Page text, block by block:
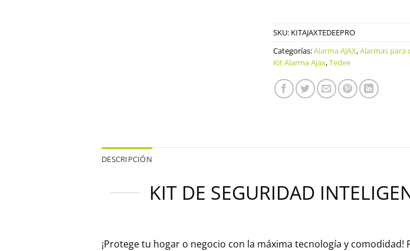
SKU: KITAJAXTEDEEPRO
Categorías:Alarma AJAX,Alarmas para
Kit Alarma Ajax,Tedee
DESCRIPCIÓN
KIT DE SEGURIDAD
¡Protege tu hogar o negocio con la máxima tecnología y comodidad!